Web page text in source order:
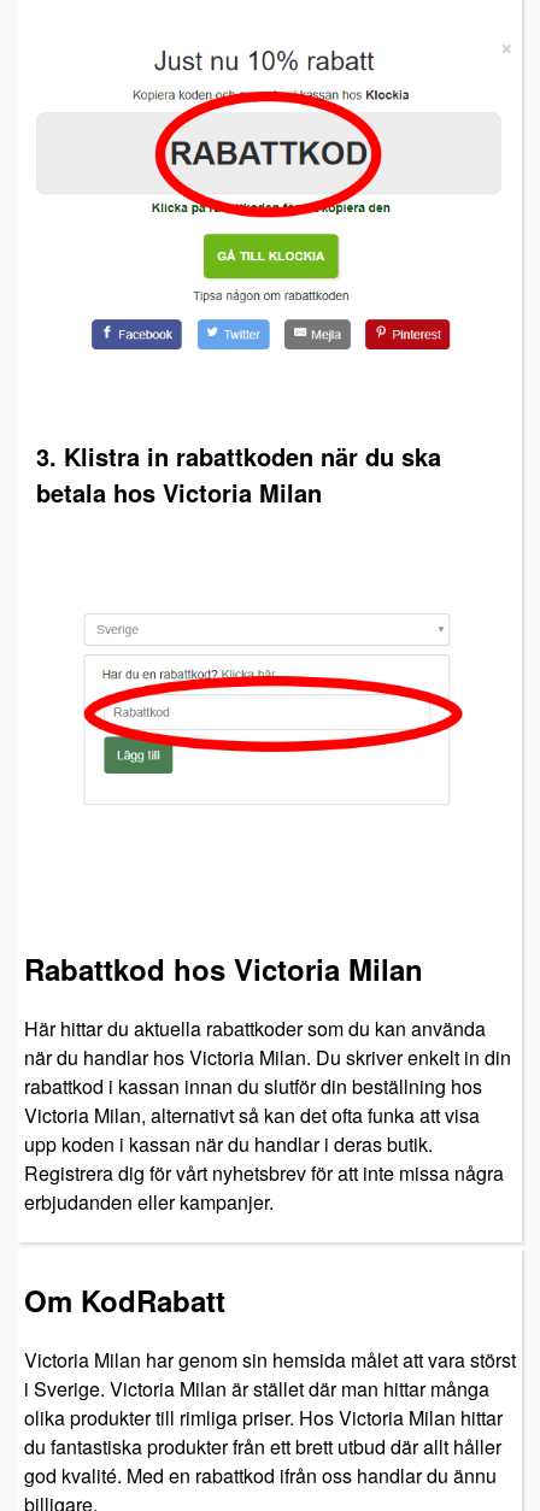
3. Klistra in rabattkoden när du ska
betala hos Victoria Milan
Rabattkod hos Victoria Milan
Här hittar du aktuella rabattkoder som du kan använda
när du handlar hos Victoria Milan. Du skriver enkelt in din
rabattkod i kassan innan du slutför din beställning hos
Victoria Milan, alternativt så kan det ofta funka att visa
upp koden i kassan när du handlar i deras butik.
Registrera dig för vårt nyhetsbrev för att inte missa några
erbjudanden eller kampanjer.
Om KodRabatt
Victoria Milan har genom sin hemsida målet att vara störst
i Sverige. Victoria Milan är stället där man hittar många
olika produkter till rimliga priser. Hos Victoria Milan hittar
du fantastiska produkter från ett brett utbud där allt håller
god kvalité. Med en rabattkod ifrån oss handlar du ännu
billigare.